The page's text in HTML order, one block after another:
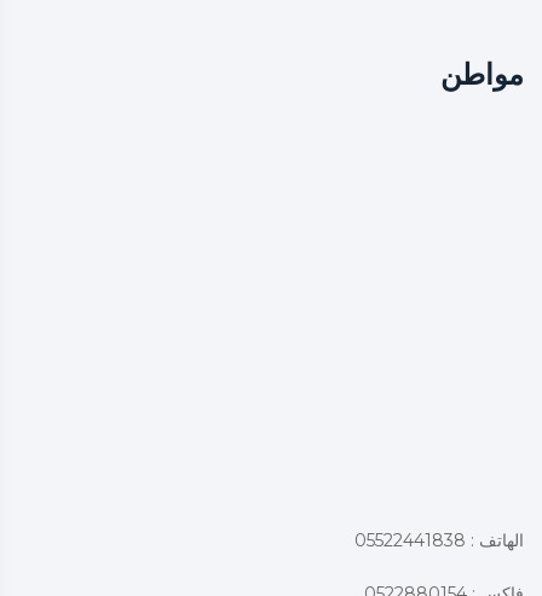
مواطن
الهاتف : 05522441838